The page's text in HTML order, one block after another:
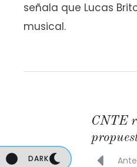
DARK
DARK
señala que Lucas
musical.
CNTE